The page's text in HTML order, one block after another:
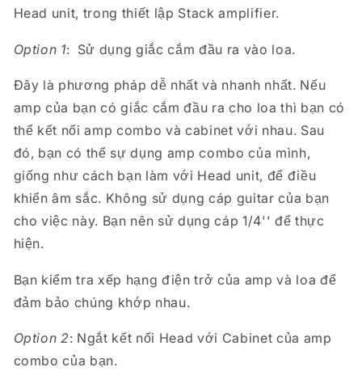
Head unit, trong thiết lập Stack amplifier.
Option 1: Sử dụng giắc cắm đầu ra vào loa.
Đây là phương pháp dễ nhất và nhanh nhất. Nếu
amp của bạn có giắc cắm đầu ra cho loa thì bạn có
thể kết nối amp combo và cabinet với nhau. Sau
đó, bạn có thể sự dụng amp combo của mình,
giống như cách bạn làm với Head unit, để điều
khiển âm sắc. Không sử dụng cáp guitar của bạn
cho việc này. Bạn nên sử dụng cáp 1/4'' để thực
hiện.
Bạn kiểm tra xếp hạng điện trở của amp và loa để
đảm bảo chúng khớp nhau.
Option 2: Ngắt kết nối Head với Cabinet của amp
combo của bạn.